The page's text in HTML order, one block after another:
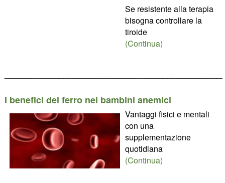
Se resistente alla terapia
bisogna controllare la
tiroide
(Continua)
I benefici del ferro nei bambini anemici
Vantaggi fisici e mentali
con una
supplementazione
quotidiana
(Continua)